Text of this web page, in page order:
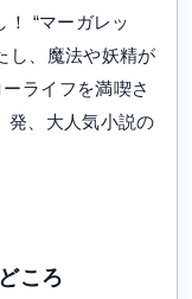
“マーガレッ
し、魔法や妖精が
ライフを満喫さ
発、大人気小説の
ころ